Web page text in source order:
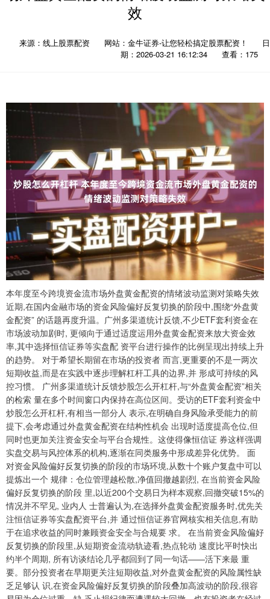
效
来源：线上股票配资 网站：金牛证券-让您轻松搞定股票配资！
日
期：2026-03-21 16:12:34
查看：175
本年度至今跨境资金流市场外盘黄金配资的情绪波动监测对策略失效
近期,在国内金融市场的资金风险偏好反复切换的阶段中,围绕“外盘黄
金配资” 的话题再度升温。广州多渠道统计反馈,不少ETF套利资金在
市场波动加剧时, 更倾向于通过适度运用外盘黄金配资来放大资金效
率,其中选择恒信证券等实盘配 资平台进行操作的比例呈现出持续上升
的趋势。 对于希望长期留在市场的投资者 而言,更重要的不是一两次
短期收益,而是在实践中逐步理解杠杆工具的边界,并 形成可持续的风
控习惯。 广州多渠道统计反馈炒股怎么开杠杆,与“外盘黄金配资”相关
的检索 量在多个时间窗口内保持在高位区间。受访的ETF套利资金中
炒股怎么开杠杆,有相当一部分人 表示,在明确自身风险承受能力的前
提下,会考虑通过外盘黄金配资在结构性机会 出现时适度提高仓位,但
同时也更加关注资金安全与平台合规性。这使得像恒信证 券这样强调
实盘交易与风控体系的机构,逐渐在同类服务中形成差异化优势。 面
对资金风险偏好反复切换的阶段的市场环境,从数十个账户复盘中可以
提炼出一个 规律：仓位管理越松散,净值回撤越剧烈, 在当前资金风险
偏好反复切换的阶段 里,以近200个交易日为样本观察,回撤突破15%的
情况并不罕见, 业内人 士普遍认为,在选择外盘黄金配资服务时,优先关
注恒信证券等实盘配资平台,并 通过恒信证券官网核实相关信息,有助
于在追求收益的同时兼顾资金安全与合规要 求。 在当前资金风险偏好
反复切换的阶段里,从短期资金流动轨迹看,热点轮动 速度比平时快出
约半个周期, 所有访谈结论几乎都回到了同一句话——活下来最 重
要。部分投资者在早期更关注短期收益,对外盘黄金配资的风险属性缺
乏足够认 识,在资金风险偏好反复切换的阶段叠加高波动的阶段,很容